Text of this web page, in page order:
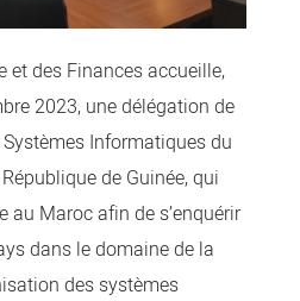
et des Finances accueille,
2023, une délégation de
Informatiques du
de Guinée, qui
au Maroc afin de s’enquérir
dans le domaine de la
des systèmes